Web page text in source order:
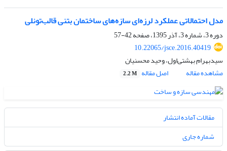
مدل احتمالاتی عملکرد لرزه‌ای سازه‌های ساختمان بتنی قالب‌تونلی
دوره 3، شماره 3، آذر 1395، صفحه
42-57
10.22065/jsce.2016.40419
سیدبهرام بهشتی‌اول، وحید محسنیان
مشاهده مقاله
اصل مقاله 2.2 M
مقالات آماده انتشار
شماره جاری